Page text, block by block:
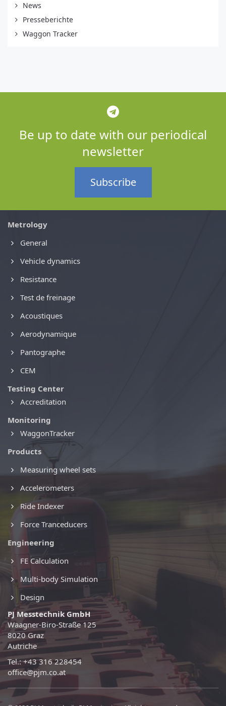
News
Presseberichte
Waggon Tracker
Be up to date with our periodical
newsletter
Subscribe
Metrology
General
Vehicle dynamics
Resistance
Test de freinage
Acoustiques
Aerodynamique
Pantographe
CEM
Testing Center
Accreditation
Monitoring
WaggonTracker
Products
Measuring wheel sets
Accelerometers
Ride Indexer
Force Tranceducers
Engineering
FE Calculation
Multi-body Simulation
Design
PJ Messtechnik GmbH
Waagner-Biro-Straße 125
8020 Graz
Autriche
Tel.: +43 316 228454
office@pjm.co.at